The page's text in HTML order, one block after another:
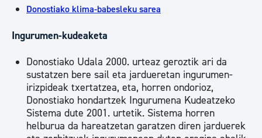
Donostiako klima-babesleku sarea
Ingurumen-kudeaketa
Donostiako Udala 2000. urteaz geroztik ari da
sustatzen bere sail eta jardueretan ingurumen-
irizpideak txertatzea, eta, horren ondorioz,
Donostiako hondartzek Ingurumena Kudeatzeko
Sistema dute 2001. urtetik. Sistema horren
helburua da hareatzetan garatzen diren jarduerek